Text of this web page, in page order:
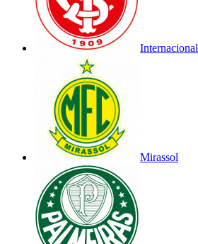
Internacional
Mirassol